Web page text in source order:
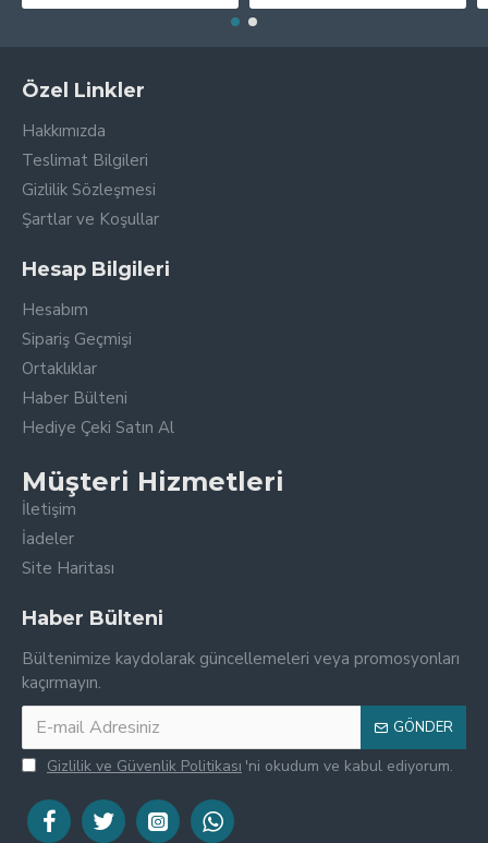
Özel Linkler
Hakkımızda
Teslimat Bilgileri
Gizlilik Sözleşmesi
Şartlar ve Koşullar
Hesap Bilgileri
Hesabım
Sipariş Geçmişi
Ortaklıklar
Haber Bülteni
Hediye Çeki Satın Al
Müşteri Hizmetleri
İletişim
İadeler
Site Haritası
Haber Bülteni
Bültenimize kaydolarak güncellemeleri veya promosyonları
kaçırmayın.
GÖNDER
Gizlilik ve Güvenlik Politikası 'ni okudum ve kabul ediyorum.